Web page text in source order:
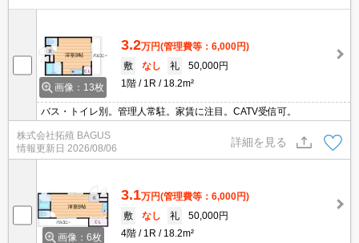
画像：13枚
3.2万円(管理費等：6,000円)
敷
なし 礼
50,000円
1階
1R 18.2m²
バス・トイレ別。管理人常駐。家賃に注目。CATV受信可。
株式会社拓殖 BAGUS
情報更新日 2026/08/06
詳細を見る
画像：6枚
3.1万円(管理費等：6,000円)
敷
なし 礼
50,000円
4階
1R 18.2m²